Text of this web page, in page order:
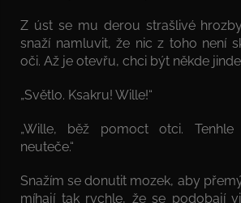
Z úst se mu derou strašlivé
snaží namluvit, že nic z toho není
oči. Až je otevřu, chci být někde
„Světlo. Ksakru! Wille!“
„Wille, běž pomoct otci.
neuteče.“
Snažím se donutit mozek, aby
míhají tak rychle, že se podobají